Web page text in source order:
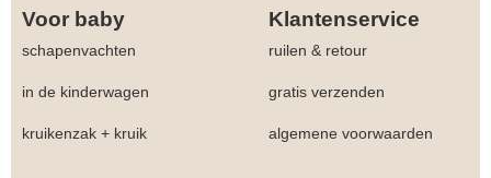
Voor baby Klantenservice
schapenvachten ruilen & retour
in de kinderwagen gratis verzenden
kruikenzak + kruik algemene voorwaarden